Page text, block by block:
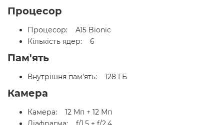
Процесор
Процесор: A15 Bionic
Кількість ядер: 6
Пам'ять
Внутрішня пам'ять: 128 ГБ
Камера
Камера: 12 Мп + 12 Мп